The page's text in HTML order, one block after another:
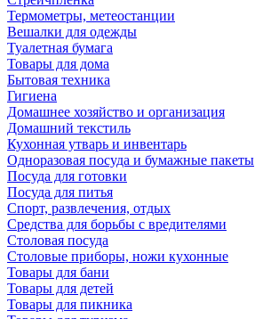
Термометры, метеостанции
Вешалки для одежды
Туалетная бумага
Товары для дома
Бытовая техника
Гигиена
Домашнее хозяйство и организация
Домашний текстиль
Кухонная утварь и инвентарь
Одноразовая посуда и бумажные пакеты
Посуда для готовки
Посуда для питья
Спорт, развлечения, отдых
Средства для борьбы с вредителями
Столовая посуда
Столовые приборы, ножи кухонные
Товары для бани
Товары для детей
Товары для пикника